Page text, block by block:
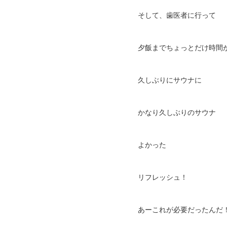
そして、歯医者に行って
夕飯までちょっとだけ時間
久しぶりにサウナに
かなり久しぶりのサウナ
よかった
リフレッシュ！
あーこれが必要だったんだ！